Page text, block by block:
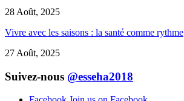
28 Août, 2025
Vivre avec les saisons : la santé comme rythme
27 Août, 2025
Suivez-nous @esseha2018